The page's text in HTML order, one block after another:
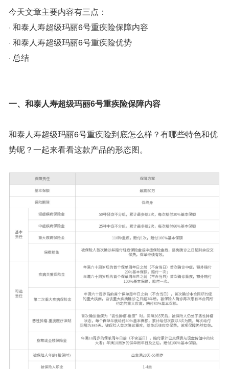
今天文章主要内容有三点：
· 和泰人寿超级玛丽6号重疾险保障内容
· 和泰人寿超级玛丽6号重疾险优势
· 总结
一、和泰人寿超级玛丽6号重疾险保障内容
和泰人寿超级玛丽6号重疾险到底怎么样？有哪些特色和优
势呢？一起来看看这款产品的形态图。